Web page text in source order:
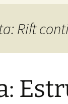
Rift